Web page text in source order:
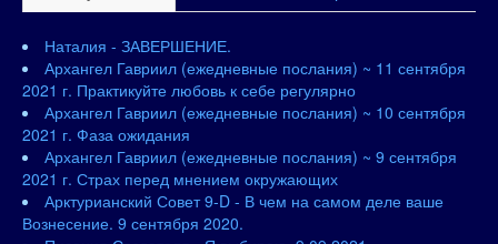
Наталия - ЗАВЕРШЕНИЕ.
Архангел Гавриил (ежедневные послания) ~ 11 сентября
2021 г. Практикуйте любовь к себе регулярно
Архангел Гавриил (ежедневные послания) ~ 10 сентября
2021 г. Фаза ожидания
Архангел Гавриил (ежедневные послания) ~ 9 сентября
2021 г. Страх перед мнением окружающих
Арктурианский Совет 9-D - В чем на самом деле ваше
Вознесение. 9 сентября 2020.